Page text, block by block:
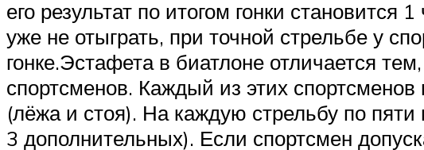
его результат по итогом гонки
уже не отыграть, при точной стрельбе у
гонке.Эстафета в биатлоне отличается
спортсменов. Каждый из этих
(лёжа и стоя). На каждую стрельбу по
3 дополнительных). Если спортсмен